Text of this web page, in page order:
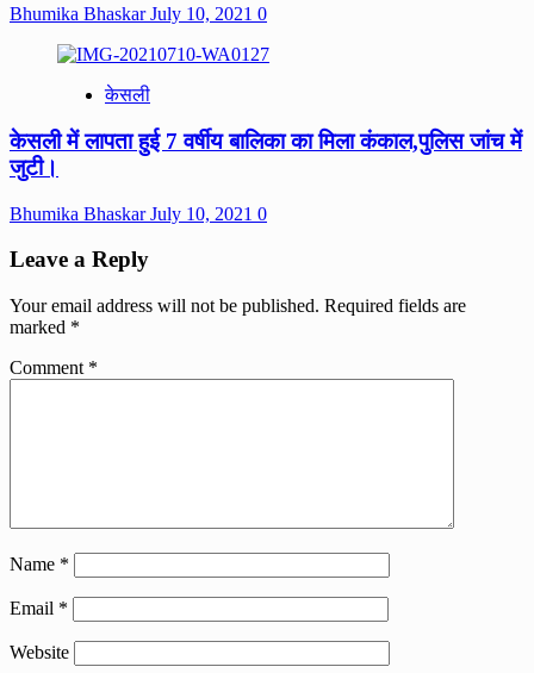
Bhumika BhaskarJuly 10, 2021 0
केसली
केसली में लापता हुई 7 वर्षीय बालिका का मिला कंकाल,पुलिस जांच में
जुटी।
Bhumika BhaskarJuly 10, 2021 0
Leave a Reply
Your email address will not be published. Required fields are
marked *
Comment *
Name *
Email *
Website